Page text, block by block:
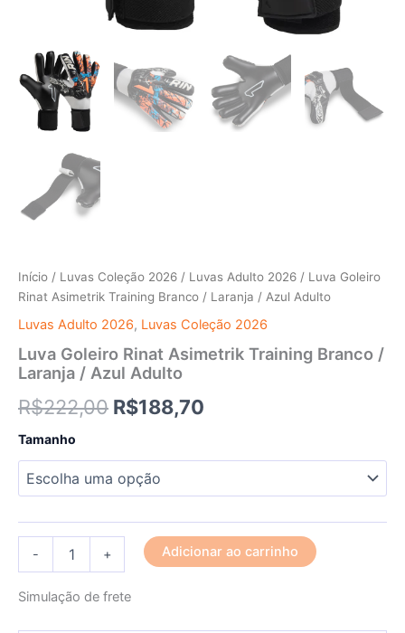
Início / Luvas Coleção 2026 / Luvas Adulto 2026 / Luva Goleiro
Rinat Asimetrik Training Branco / Laranja / Azul Adulto
Luvas Adulto 2026, Luvas Coleção 2026
Luva Goleiro Rinat Asimetrik Training Branco /
Laranja / Azul Adulto
R$222,00 R$188,70
Tamanho
- + Adicionar ao carrinho
Simulação de frete